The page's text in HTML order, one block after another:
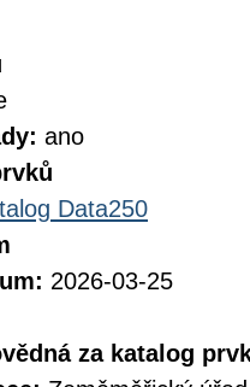
ano
Data250
2026-03-25
za katalog